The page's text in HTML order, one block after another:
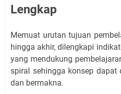
Lengkap
Memuat urutan tujuan
hingga akhir, dilengkapi
yang mendukung
spiral sehingga konsep dapat
dan bermakna.